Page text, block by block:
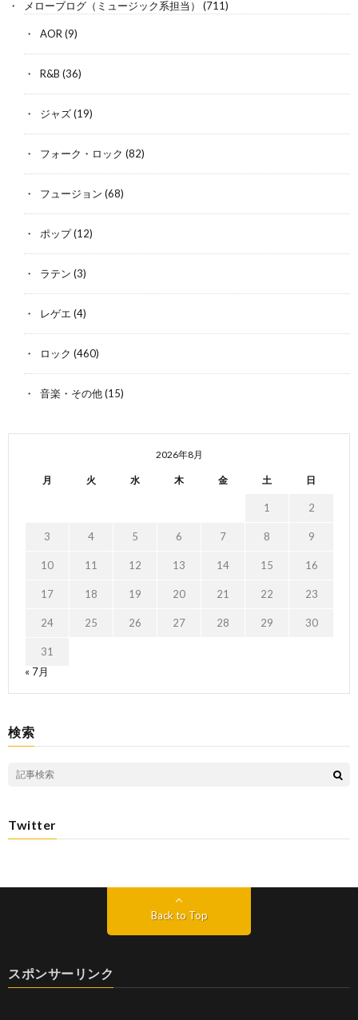
メローブログ（ミュージック系担当） (711)
AOR (9)
R&B (36)
ジャズ(19)
フォーク・ロック (82)
フュージョン (68)
ポップ(12)
ラテン (3)
レゲエ (4)
ロック (460)
音楽・その他(15)
2026年8月
月 火 水 木 金 土 日
1 2
3 4 5 6 7 8 9
10 11 12 13 14 15 16
17 18 19 20 21 22 23
24 25 26 27 28 29 30
31
« 7月
検索
Twitter
Back to Top
スポンサーリンク